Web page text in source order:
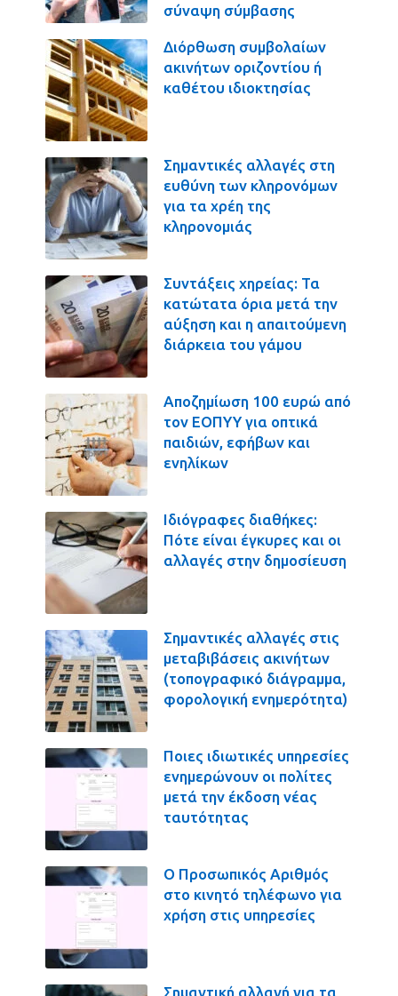
σύναψη σύμβασης
Διόρθωση συμβολαίων
ακινήτων οριζοντίου ή
καθέτου ιδιοκτησίας
Σημαντικές αλλαγές στη
ευθύνη των κληρονόμων
για τα χρέη της
κληρονομιάς
Συντάξεις χηρείας: Τα
κατώτατα όρια μετά την
αύξηση και η απαιτούμενη
διάρκεια του γάμου
Αποζημίωση 100 ευρώ από
τον ΕΟΠΥΥ για οπτικά
παιδιών, εφήβων και
ενηλίκων
Ιδιόγραφες διαθήκες:
Πότε είναι έγκυρες και οι
αλλαγές στην δημοσίευση
Σημαντικές αλλαγές στις
μεταβιβάσεις ακινήτων
(τοπογραφικό διάγραμμα,
φορολογική ενημερότητα)
Ποιες ιδιωτικές υπηρεσίες
ενημερώνουν οι πολίτες
μετά την έκδοση νέας
ταυτότητας
Ο Προσωπικός Αριθμός
στο κινητό τηλέφωνο για
χρήση στις υπηρεσίες
Σημαντική αλλαγή για τα